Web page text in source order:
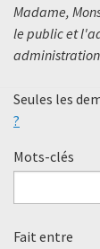
Madame,
le public et
Seules les
?
Mots-clés
Fait entre